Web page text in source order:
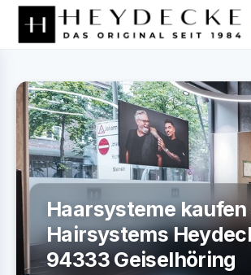
Haarsysteme kaufen
Hairsystems
94333 Geiselhöring